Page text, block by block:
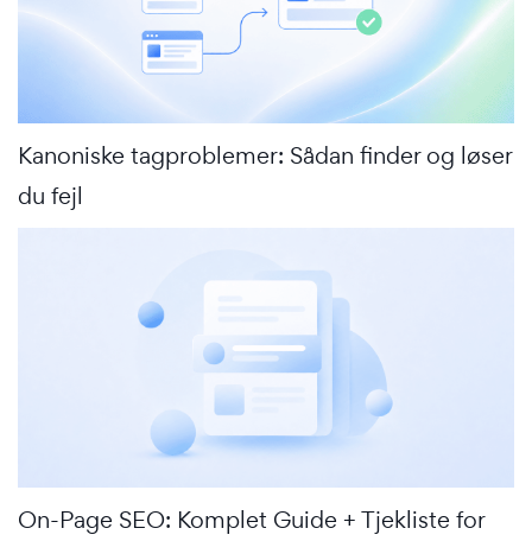
Kanoniske tagproblemer: Sådan finder og løser
du fejl
On-Page SEO: Komplet Guide + Tjekliste for